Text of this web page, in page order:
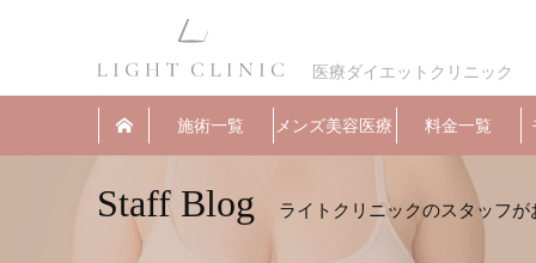
医療ダイエットクリニック
施術一覧 メンズ美容医療 料金一覧
Staff Blog